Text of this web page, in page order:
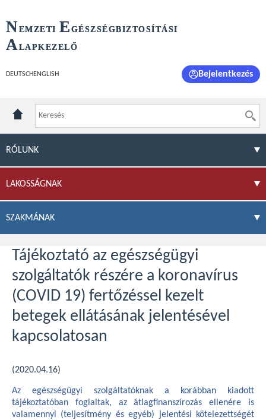
NEMZETI E GÉSZSÉGBIZTOSÍTÁSI
ALAPKEZELŐ
DEUTSCH ENGLISH Bejelentkezés
RÓLUNK
LAKOSSÁGNAK
SZAKMÁNAK
Tájékoztató az egészségügyi
szolgáltatók részére a koronavírus
(COVID 19) fertőzéssel kezelt
betegek ellátásának jelentésével
kapcsolatosan
(2020.04.16)
Az egészségügyi szolgáltatóknak a korábban kiadott
tájékoztatóban foglaltak, az átlagfinanszírozás ellenére is
valamennyi (teljesítmény és egyéb) jelentési kötelezettségét